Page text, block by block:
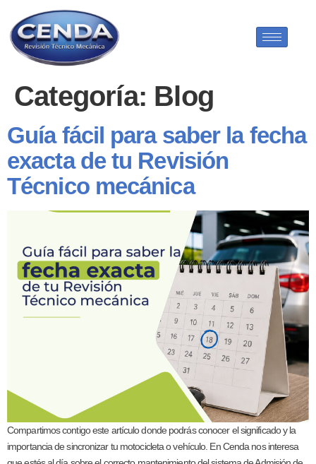
Categoría: Blog
Guía fácil para saber la fecha
exacta de tu Revisión
Técnico mecánica
Compartimos contigo este artículo donde podrás conocer el significado y la
importancia de sincronizar tu motocicleta o vehículo. En Cenda nos interesa